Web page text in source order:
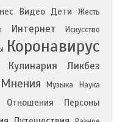
Видео Дети
Жесть
Интернет Искусство
Коронавирус
Кулинария Ликбез
Мнения Музыка Наука
Отношения Персоны